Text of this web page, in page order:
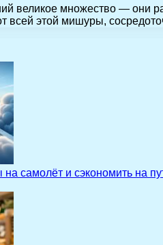
великое множество — они
всей этой мишуры,
самолёт и сэкономить на